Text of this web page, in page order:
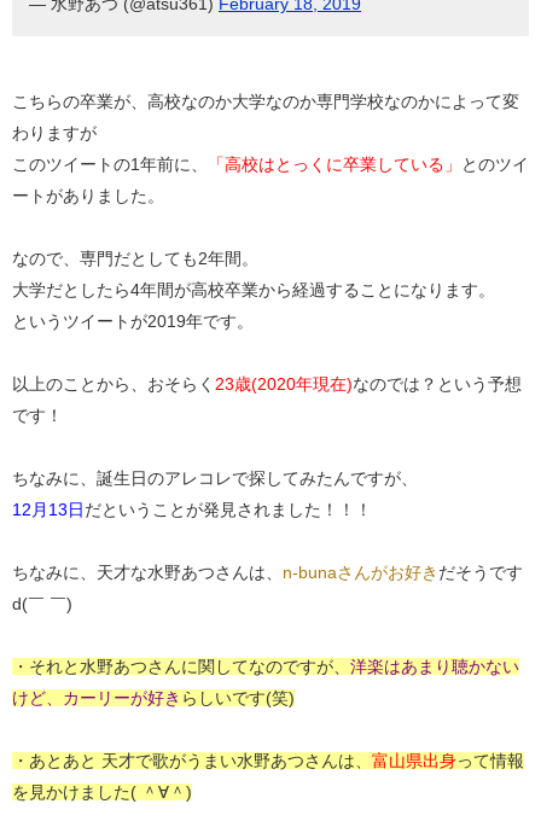
こちらの卒業が、高校なのか大学なのか専門学校なのかによって変
わりますが
このツイートの1年前に、
「高校はとっくに卒業している」
とのツイ
ートがありました。
なので、専門だとしても2年間。
大学だとしたら4年間が高校卒業から経過することになります。
というツイートが2019年です。
以上のことから、おそらく 23歳(2020年現在)なのでは？という予想
です！
ちなみに、誕生日のアレコレで探してみたんですが、
12月13日 だということが発見されました！！！
ちなみに、天才な水野あつさんは、 n-bunaさんがお好き だそうです
d(￣ ￣)
・それと水野あつさんに関してなのですが、 洋楽はあまり聴かない
けど、カーリーが好き らしいです(笑)
・あとあと 天才で歌がうまい水野あつさんは、 富山県出身って情報
を見かけました( ＾∀＾)